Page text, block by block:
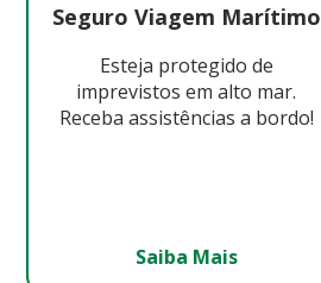
Seguro Viagem Marítimo
Esteja protegido de
imprevistos em alto mar.
Receba assistências a bordo!
Saiba Mais